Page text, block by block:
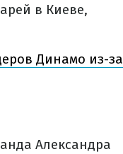
в Киеве,
Динамо из-за
Александра